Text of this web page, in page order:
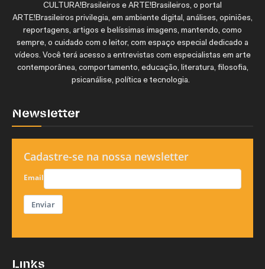
CULTURA!Brasileiros e ARTE!Brasileiros, o portal
ARTE!Brasileiros privilegia, em ambiente digital, análises, opiniões,
reportagens, artigos e belíssimas imagens, mantendo, como
sempre, o cuidado com o leitor, com espaço especial dedicado a
vídeos. Você terá acesso a entrevistas com especialistas em arte
contemporânea, comportamento, educação, literatura, filosofia,
psicanálise, política e tecnologia.
Newsletter
Cadastre-se na nossa newsletter
Email
Enviar
Links